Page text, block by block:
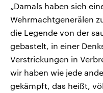
„Damals haben sich
Wehrmachtgenerälen
die Legende von der
gebastelt, in einer
Verstrickungen in
wir haben wie jede
gekämpft, das heißt,